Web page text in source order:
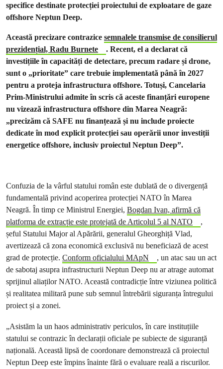
specifice destinate protecției proiectului de exploatare de gaze
offshore Neptun Deep.
Această precizare contrazice semnalele transmise de consilierul
prezidențial, Radu Burnete
. Recent, el a declarat că
investițiile în capacități de detectare, precum radare și drone,
sunt o „prioritate” care trebuie implementată până în 2027
pentru a proteja infrastructura offshore. Totuși, Cancelaria
Prim-Ministrului admite în scris că aceste finanțări europene
nu vizează infrastructura offshore din Marea Neagră:
„precizăm că SAFE nu finanțează și nu include proiecte
dedicate în mod explicit protecției sau operării unor investiții
energetice offshore, inclusiv proiectul Neptun Deep”.
Confuzia de la vârful statului român este dublată de o divergență
fundamentală privind acoperirea protecției NATO în Marea
Neagră. În timp ce Ministrul Energiei, Bogdan Ivan, afirmă că
platforma de extracție este protejată de Articolul 5 al NATO
,
șeful Statului Major al Apărării, generalul Gheorghiță Vlad,
avertizează că zona economică exclusivă nu beneficiază de acest
grad de protecție. Conform oficialului MApN
, un atac sau un act
de sabotaj asupra infrastructurii Neptun Deep nu ar atrage automat
sprijinul aliaților NATO. Această contradicție între viziunea politică
și realitatea militară pune sub semnul întrebării siguranța întregului
proiect și a zonei.
„Asistăm la un haos administrativ periculos, în care instituțiile
statului se contrazic în declarații oficiale pe subiecte de siguranță
națională. Această lipsă de coordonare demonstrează că proiectul
Neptun Deep este împins înainte fără o evaluare reală a riscurilor.